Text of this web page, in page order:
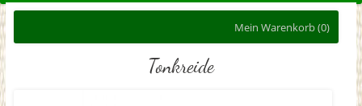
Mein Warenkorb(0)
Tonkreide